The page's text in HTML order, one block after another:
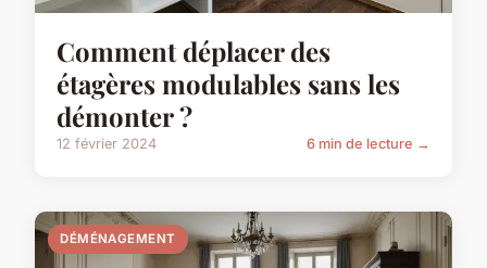
Comment déplacer des
étagères modulables sans les
démonter ?
12 février 2024 6 min de lecture →
DÉMÉNAGEMENT